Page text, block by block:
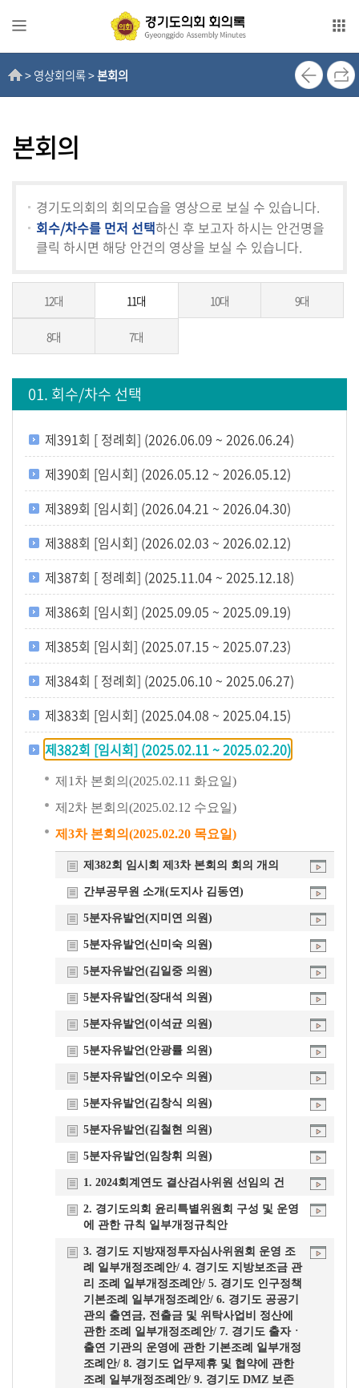
본문으로 바로가기
메인메뉴 바로가기
전
자
의
록
상
회
방
송
생
방
송
일
정
생
방
송
보
기
회
의
록
개
요
> 영상회의록 >본회의
본회의
경기도의회의 회의모습을 영상으로 보실 수 있습니다.
회수/차수를 먼저 선택하신 후 보고자 하시는 안건명을
클릭 하시면 해당 안건의 영상을 보실 수 있습니다.
12대 11대 10대 9대
8대 7대
01. 회수/차수 선택
제391회 [ 정례회] (2026.06.09 ~ 2026.06.24)
제390회 [임시회] (2026.05.12 ~ 2026.05.12)
제389회 [임시회] (2026.04.21 ~ 2026.04.30)
제388회 [임시회] (2026.02.03 ~ 2026.02.12)
제387회 [ 정례회] (2025.11.04 ~ 2025.12.18)
제386회 [임시회] (2025.09.05 ~ 2025.09.19)
제385회 [임시회] (2025.07.15 ~ 2025.07.23)
제384회 [ 정례회] (2025.06.10 ~ 2025.06.27)
제383회 [임시회] (2025.04.08 ~ 2025.04.15)
제382회 [임시회] (2025.02.11 ~ 2025.02.20)
제1차 본회의(2025.02.11 화요일)
제2차 본회의(2025.02.12 수요일)
제3차 본회의(2025.02.20 목요일)
제382회 임시회 제3차 본회의 회의 개의
간부공무원 소개(도지사 김동연)
5분자유발언(지미연 의원)
5분자유발언(신미숙 의원)
5분자유발언(김일중 의원)
5분자유발언(장대석 의원)
5분자유발언(이석균 의원)
5분자유발언(안광률 의원)
5분자유발언(이오수 의원)
5분자유발언(김창식 의원)
5분자유발언(김철현 의원)
5분자유발언(임창휘 의원)
1. 2024회계연도 결산검사위원 선임의 건
2. 경기도의회 윤리특별위원회 구성 및 운영
에 관한 규칙 일부개정규칙안
3. 경기도 지방재정투자심사위원회 운영 조
례 일부개정조례안/ 4. 경기도 지방보조금 관
리 조례 일부개정조례안/ 5. 경기도 인구정책
기본조례 일부개정조례안/ 6. 경기도 공공기
관의 출연금, 전출금 및 위탁사업비 정산에
관한 조례 일부개정조례안/ 7. 경기도 출자ㆍ
출연 기관의 운영에 관한 기본조례 일부개정
조례안/ 8. 경기도 업무제휴 및 협약에 관한
조례 일부개정조례안/ 9. 경기도 DMZ 보존